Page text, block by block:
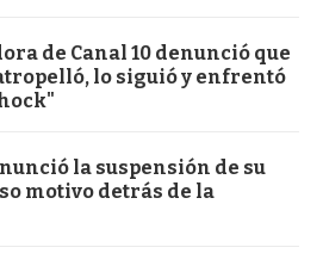
de Canal 10 denunció que
lo siguió y enfrentó
la suspensión de su
motivo detrás de la